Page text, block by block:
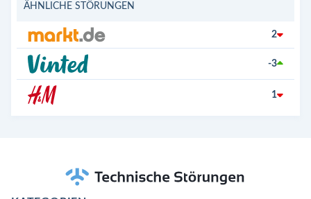
ÄHNLICHE STÖRUNGEN
2
-3
1